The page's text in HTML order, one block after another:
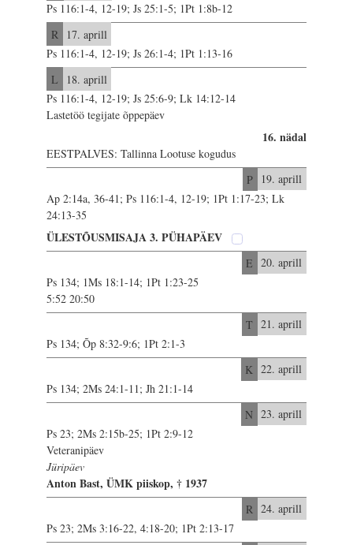
Ps 116:1-4, 12-19; Js 25:1-5; 1Pt 1:8b-12
R
17. aprill
Ps 116:1-4, 12-19; Js 26:1-4; 1Pt 1:13-16
L
18. aprill
Ps 116:1-4, 12-19; Js 25:6-9; Lk 14:12-14
Lastetöö tegijate õppepäev
16. nädal
EESTPALVES: Tallinna Lootuse kogudus
P
19. aprill
Ap 2:14a, 36-41; Ps 116:1-4, 12-19; 1Pt 1:17-23; Lk
24:13-35
ÜLESTÕUSMISAJA 3. PÜHAPÄEV
E 20. aprill
Ps 134; 1Ms 18:1-14; 1Pt 1:23-25
5:52 20:50
T 21. aprill
Ps 134; Õp 8:32-9:6; 1Pt 2:1-3
K 22. aprill
Ps 134; 2Ms 24:1-11; Jh 21:1-14
N 23. aprill
Ps 23; 2Ms 2:15b-25; 1Pt 2:9-12
Veteranipäev
Jüripäev
Anton Bast, ÜMK piiskop, † 1937
R 24. aprill
Ps 23; 2Ms 3:16-22, 4:18-20; 1Pt 2:13-17